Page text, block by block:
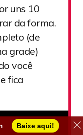
uns 10
da forma.
(de
grade)
você
fica
Baixe aqui!